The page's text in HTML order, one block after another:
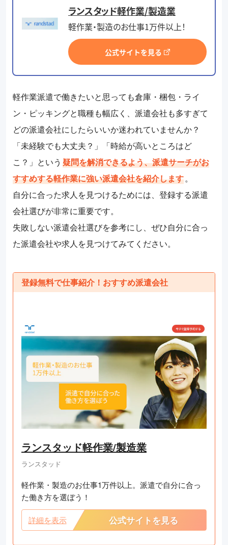
ランスタッド軽作業/製造業
軽作業・製造のお仕事1万件以上！
公式サイトを見る
軽作業派遣で働きたいと思っても倉庫・梱包・ライ
ン・ピッキングと職種も幅広く、派遣会社も多すぎて
どの派遣会社にしたらいいか迷われていませんか？
「未経験でも大丈夫？」「時給が高いところはど
こ？」という 疑問を解消できるよう、派遣サーチがお
すすめする軽作業に強い派遣会社を紹介します。
自分に合った求人を見つけるためには、登録する派遣
会社選びが非常に重要です。
失敗しない派遣会社選びを参考にし、ぜひ自分に合っ
た派遣会社や求人を見つけてみてください。
登録無料で仕事紹介！おすすめ派遣会社
ランスタッド軽作業/製造業
ランスタッド
軽作業・製造のお仕事1万件以上。派遣で自分に合っ
た働き方を選ぼう！
詳細を表示 公式サイトを見る